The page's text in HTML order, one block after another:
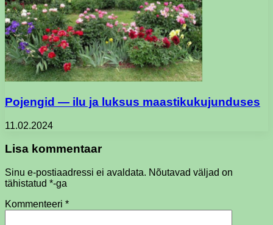
Pojengid — ilu ja luksus maastikukujunduses
11.02.2024
Lisa kommentaar
Sinu e-postiaadressi ei avaldata. Nõutavad väljad on
tähistatud *-ga
Kommenteeri *